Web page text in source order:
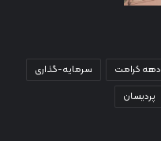
دهه کرامت
سرمایه-گذاری
پردیسان